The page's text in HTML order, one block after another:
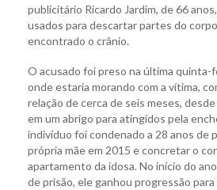
publicitário Ricardo Jardim, de 66
usados para descartar partes do
encontrado o crânio.
O acusado foi preso na última quinta-
onde estaria morando com a vítima,
relação de cerca de seis meses,
em um abrigo para atingidos pela
indivíduo foi condenado a 28 anos de
própria mãe em 2015 e concretar o
apartamento da idosa. No início do
de prisão, ele ganhou progressão